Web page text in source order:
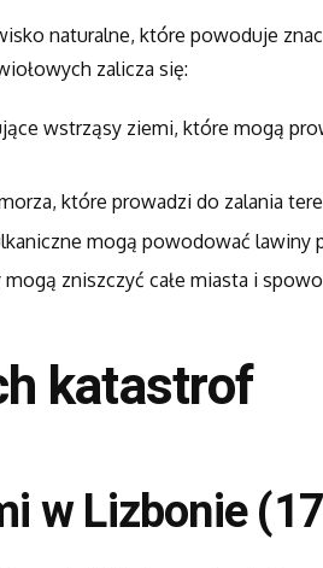
naturalne, które powoduje
zalicza się:
wstrząsy ziemi, które mogą
które prowadzi do zalania
mogą powodować lawiny
mogą zniszczyć całe miasta i
katastrof
w Lizbonie